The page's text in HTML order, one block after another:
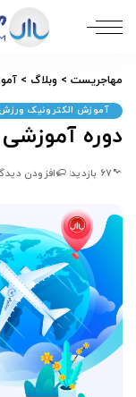
مهاجریست > وبلاگ >
آموزش الکترونیک
دوره
67 بازدید افزودن